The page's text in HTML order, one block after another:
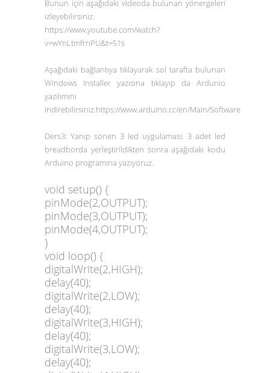
Bunun için aşağıdaki videoda bulunan yönergeleri
izleyebilirsiniz.
https://www.youtube.com/watch?
v=wYnLtmfrnPU&t=51s
Aşağıdaki bağlantıya tıklayarak sol tarafta bulunan
Windows Installer yazısına tıklayıp da Ardunio
yazılımını
indirebilirsiniz. https://www.arduino.cc/en/Main/Software
Ders3: Yanıp sönen 3 led uygulaması. 3 adet led
breadborda yerleştirildikten sonra aşağıdaki kodu
Arduino programına yazıyoruz.
void setup() {
pinMode(2,OUTPUT);
pinMode(3,OUTPUT);
pinMode(4,OUTPUT);
}
void loop() {
digitalWrite(2,HIGH);
delay(40);
digitalWrite(2,LOW);
delay(40);
digitalWrite(3,HIGH);
delay(40);
digitalWrite(3,LOW);
delay(40);